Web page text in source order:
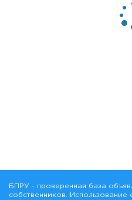
БПРУ - проверенная база
собственников. Использование